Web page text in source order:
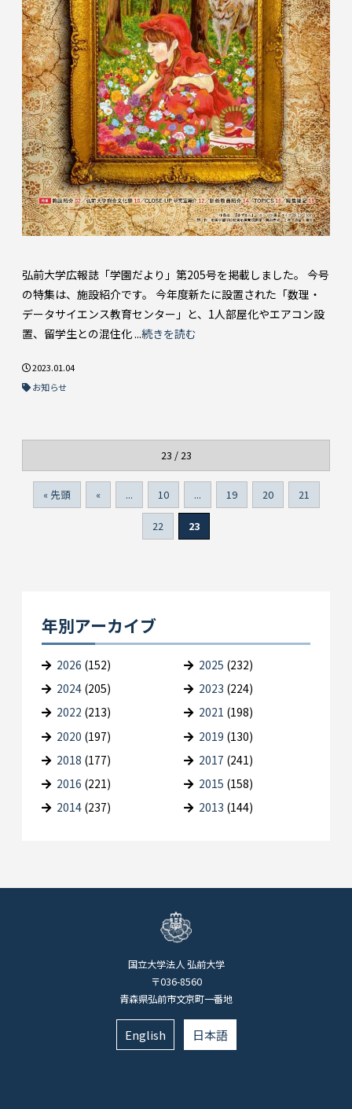
弘前大学広報誌「学園だより」第205号を掲載しました。 今号
の特集は、施設紹介です。 今年度新たに設置された「数理・
データサイエンス教育センター」と、1人部屋化やエアコン設
置、留学生との混住化 ...続きを読む
2023.01.04
お知らせ
23 / 23
« 先頭 « ... 10 ... 19 20 21
22 23
年別アーカイブ
2026 (152) 2025 (232)
2024 (205) 2023 (224)
2022 (213) 2021 (198)
2020 (197) 2019 (130)
2018 (177) 2017 (241)
2016 (221) 2015 (158)
2014 (237) 2013 (144)
国立大学法人 弘前大学
〒036-8560
青森県弘前市文京町一番地
English 日本語